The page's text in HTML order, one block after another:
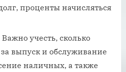
проценты начисляться
Важно учесть, сколько
выпуск и обслуживание
наличных, а также